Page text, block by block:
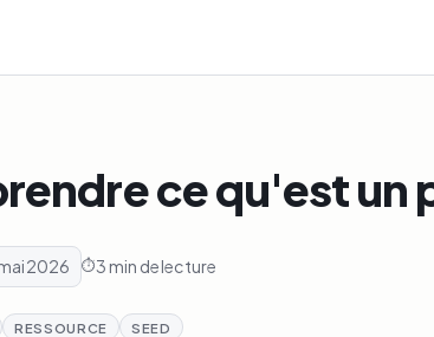
ce qu'est un
2026 3 min de lecture
RESSOURCE SEED